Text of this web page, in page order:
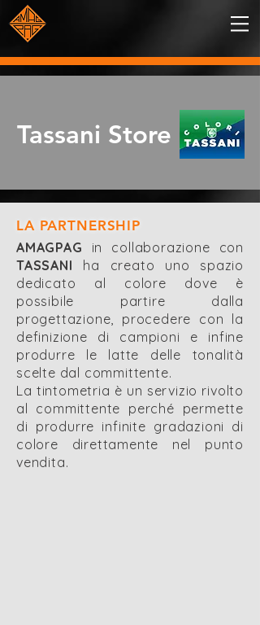
Tassani Store
LA PARTNERSHIP
AMAGPAG in collaborazione con
TASSANI ha creato uno spazio
dedicato al colore dove è
possibile partire dalla
progettazione, procedere con la
definizione di campioni e infine
produrre le latte delle tonalità
scelte dal committente.
La tintometria è un servizio rivolto
al committente perché permette
di produrre infinite gradazioni di
colore direttamente nel punto
vendita.